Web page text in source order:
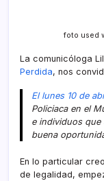
foto used
La comunicóloga
Perdida, nos
El lunes 10 de
Policiaca en el
e individuos que
buena
En lo particular
de legalidad,